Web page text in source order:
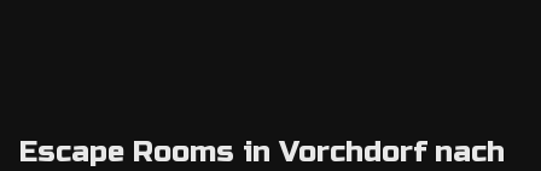
Escape Rooms in Vorchdorf nach